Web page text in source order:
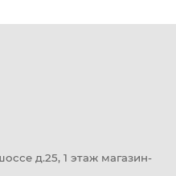
д.25, 1 этаж магазин-